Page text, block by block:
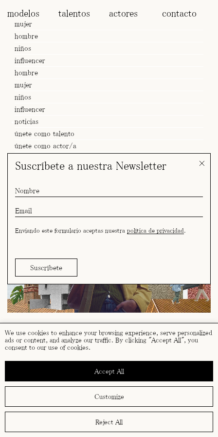
We use cookies to enhance your browsing experience, serve personalized
ads or content, and analyze our traffic. By clicking "Accept All", you
consent to our use of cookies.
Customize
Reject All
Accept All
modelos talentos actores contacto
mujer
hombre
niños
influencer
hombre
mujer
niños
influencer
noticias
únete como talento
únete como actor/a
Suscríbete a nuestra Newsletter
Enviando este formulario aceptas nuestra política de privacidad
términos y condiciones
política de cookies